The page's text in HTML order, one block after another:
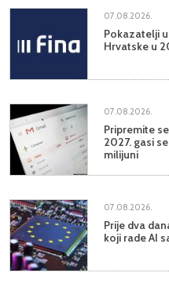
07.08.2026.
Pokazatelji
Hrvatske u
07.08.2026.
Pripremite
2027. gasi
milijuni
07.08.2026.
Prije dva
koji rade AI